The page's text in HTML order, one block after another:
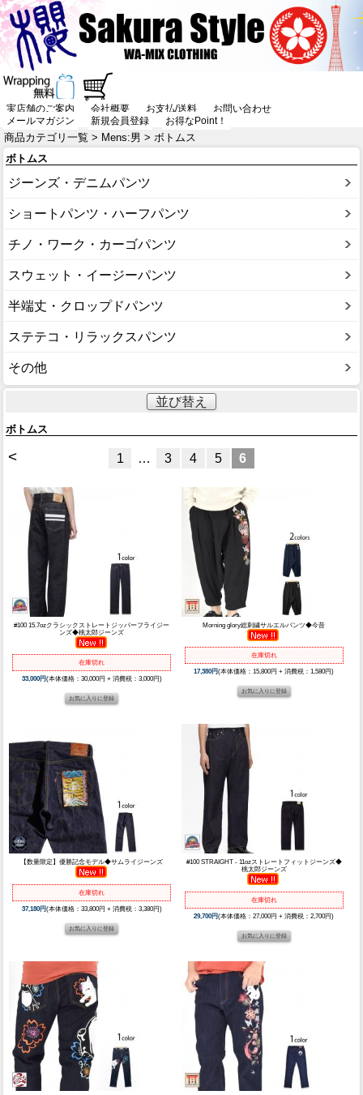
実店舗のご案内 会社概要 お支払/送料
お問い合わせ
メールマガジン
新規会員登録 お得なPoint！
商品カテゴリ一覧 > Mens:男 > ボトムス
ボトムス
ジーンズ・デニムパンツ
ショートパンツ・ハーフパンツ
チノ・ワーク・カーゴパンツ
スウェット・イージーパンツ
半端丈・クロップドパンツ
ステテコ・リラックスパンツ
その他
並び替え
ボトムス
< 1 … 3 4 5 6
#100 15.7ozクラシックストレートジッパーフライジー
ンズ◆桃太郎ジーンズ
在庫切れ
33,000円(本体価格：30,000円 + 消費税：3,000円)
Morning glory総刺繍サルエルパンツ◆今昔
在庫切れ
17,380円(本体価格：15,800円 + 消費税：1,580円)
【数量限定】優勝記念モデル◆サムライジーンズ
在庫切れ
37,180円(本体価格：33,800円 + 消費税：3,380円)
#100 STRAIGHT - 11ozストレートフィットジーンズ◆
桃太郎ジーンズ
在庫切れ
29,700円(本体価格：27,000円 + 消費税：2,700円)